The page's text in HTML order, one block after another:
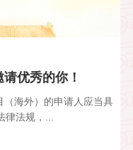
优秀的你！
（海外）的申请人应当具
法规，...